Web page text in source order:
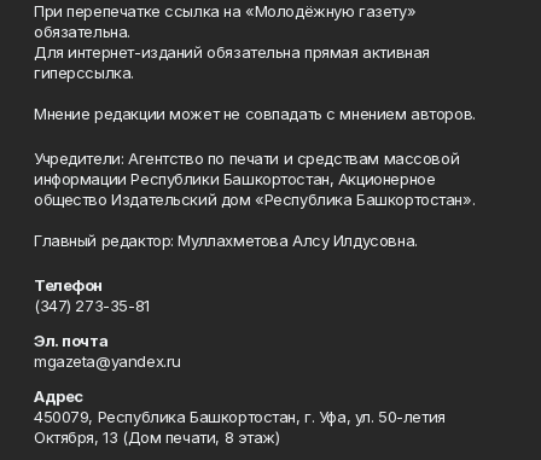
При перепечатке ссылка на «Молодёжную газету»
обязательна.
Для интернет-изданий обязательна прямая активная
гиперссылка.
Мнение редакции может не совпадать с мнением авторов.
Учредители: Агентство по печати и средствам массовой
информации Республики Башкортостан, Акционерное
общество Издательский дом «Республика Башкортостан».
Главный редактор: Муллахметова Алсу Илдусовна.
Телефон
(347) 273-35-81
Эл. почта
mgazeta@yandex.ru
Адрес
450079, Республика Башкортостан, г. Уфа, ул. 50-летия
Октября, 13 (Дом печати, 8 этаж)